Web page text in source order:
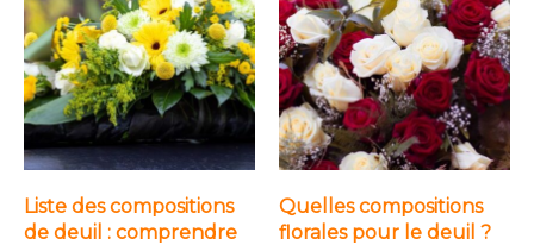
Liste des compositions
de deuil : comprendre
Quelles compositions
florales pour le deuil ?